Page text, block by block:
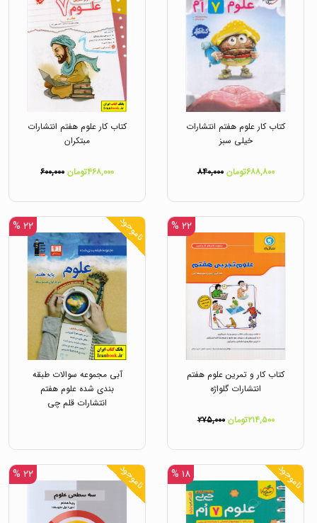
کتاب کار علوم هفتم انتشارات
خیلی سبز
۶۸۸,۸۰۰تومان ۸۴۰,۰۰۰
کتاب کار علوم هفتم انتشارات
مبتکران
۴۶۸,۰۰۰تومان ۶۰۰,۰۰۰
۲۲ %
کتاب کار و تمرین علوم هفتم
انتشارات گلواژه
۲۱۴,۵۰۰تومان ۲۷۵,۰۰۰
ناموجود ۲۲ %
آبی مجموعه سوالات طبقه
بندی شده علوم هفتم
انتشارات قلم چی
ناموجود ۱۸ % ناموجود ۲۲ %